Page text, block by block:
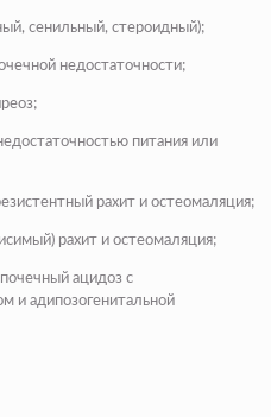
сенильный, стероидный);
недостаточности;
питания или
рахит и остеомаляция;
рахит и остеомаляция;
ацидоз с
и адипозогенитальной